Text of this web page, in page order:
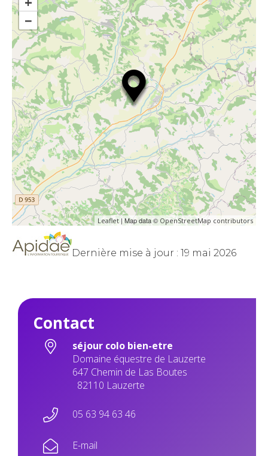
−
Leaflet | Map data © OpenStreetMap contributors
Dernière mise à jour : 19 mai 2026
Contact
séjour colo bien-etre
Domaine équestre de Lauzerte
647 Chemin de Las Boutes
82110 Lauzerte
05 63 94 63 46
E-mail